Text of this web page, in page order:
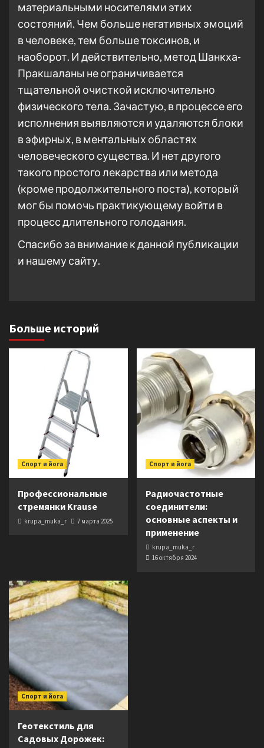
материальными носителями этих
состояний. Чем больше негативных эмоций
в человеке, тем больше токсинов, и
наоборот. И действительно, метод Шанкха-
Пракшаланы не ограничивается
тщательной очисткой исключительно
физического тела. Зачастую, в процессе его
исполнения выявляются и удаляются блоки
в эфирных, в ментальных областях
человеческого существа. И нет другого
такого простого лекарства или метода
(кроме продолжительного поста), который
мог бы помочь практикующему войти в
процесс длительного голодания.
Спасибо за внимание к данной публикации
и нашему сайту.
Больше историй
Спорт и йога
Профессиональные
стремянки Krause
krupa_muka_r 7 марта 2025
Спорт и йога
Радиочастотные
соединители:
основные аспекты и
применение
krupa_muka_r
16 октября 2024
Спорт и йога
Геотекстиль для
Садовых Дорожек: